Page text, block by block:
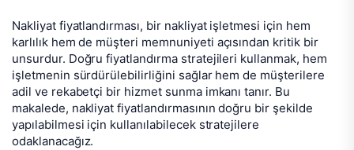
Nakliyat fiyatlandırması, bir nakliyat işletmesi için hem
karlılık hem de müşteri memnuniyeti açısından kritik bir
unsurdur. Doğru fiyatlandırma stratejileri kullanmak, hem
işletmenin sürdürülebilirliğini sağlar hem de müşterilere
adil ve rekabetçi bir hizmet sunma imkanı tanır. Bu
makalede, nakliyat fiyatlandırmasının doğru bir şekilde
yapılabilmesi için kullanılabilecek stratejilere
odaklanacağız.